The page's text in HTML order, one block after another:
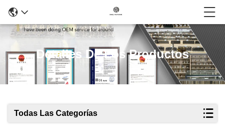
Detalles De Los Productos
Todas Las Categorías